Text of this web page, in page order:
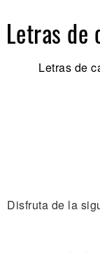
Letras de
Letras de
Disfruta de la